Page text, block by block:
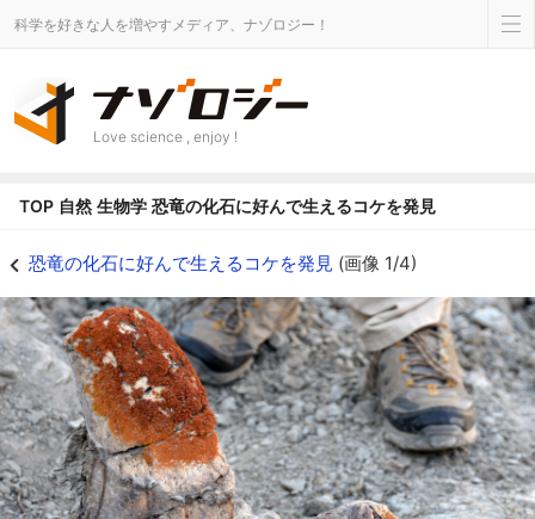
科学を好きな人を増やすメディア、ナゾロジー！
Love science , enjoy !
TOP 自然 生物学 恐竜の化石に好んで生えるコケを発見
恐竜の化石に好んで生えるコケを発見 (画像 1/4)